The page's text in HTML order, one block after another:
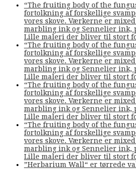
“The fruiting body of the
fortolkning af forskellige
vores skove. Værkerne er
marbling ink og Sennelier ink,
Lille maleri der bliver til stort
“The fruiting body of the
fortolkning af forskellige
vores skove. Værkerne er
marbling ink og Sennelier ink,
Lille maleri der bliver til stort
“The fruiting body of the
fortolkning af forskellige
vores skove. Værkerne er
marbling ink og Sennelier ink,
Lille maleri der bliver til stort
“The fruiting body of the
fortolkning af forskellige
vores skove. Værkerne er
marbling ink og Sennelier ink,
Lille maleri der bliver til stort
”Herbarium Wall“ er tørrede